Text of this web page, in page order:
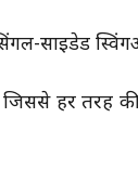
साइडेड
जिससे हर तरह